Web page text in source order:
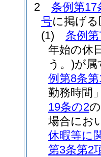
2
条例第17
号に掲げ
(1)
条例
年始の休
う。)が属
例第8条
勤務時間
19条の2
場合にお
休暇等に
第3条第2